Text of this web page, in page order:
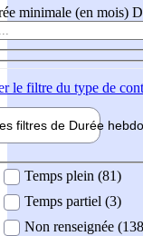
minimale (en mois)
le filtre du type de
filtres de Durée hebdo
Temps plein (81)
Temps partiel (3)
Non renseignée